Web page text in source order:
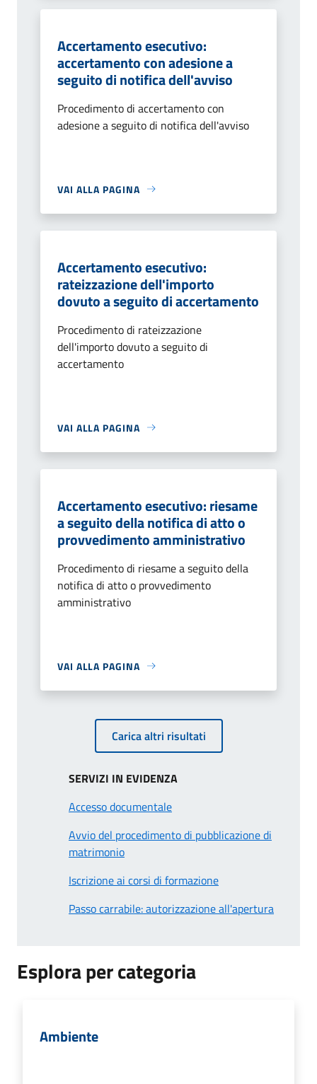
Accertamento esecutivo:
accertamento con adesione a
seguito di notifica dell'avviso
Procedimento di accertamento con
adesione a seguito di notifica dell'avviso
VAI ALLA PAGINA
Accertamento esecutivo:
rateizzazione dell'importo
dovuto a seguito di accertamento
Procedimento di rateizzazione
dell'importo dovuto a seguito di
accertamento
VAI ALLA PAGINA
Accertamento esecutivo: riesame
a seguito della notifica di atto o
provvedimento amministrativo
Procedimento di riesame a seguito della
notifica di atto o provvedimento
amministrativo
VAI ALLA PAGINA
Carica altri risultati
SERVIZI IN EVIDENZA
Accesso documentale
Avvio del procedimento di pubblicazione di
matrimonio
Iscrizione ai corsi di formazione
Passo carrabile: autorizzazione all'apertura
Esplora per categoria
Ambiente